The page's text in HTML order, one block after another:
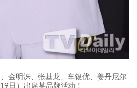
、金明洙、张基龙、车银优、姜丹尼尔
日）出席某品牌活动！